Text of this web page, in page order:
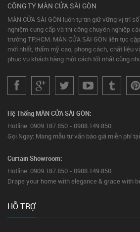
CÔNG TY MÀN CỬA SÀI GÒN
MÀN CỬA SÀI GÒN luôn tự tin giữ vững vị trí
nghiệm cung cấp và thi công chuyên nghiệp
trường TP.HCM. MÀN CỬA SÀI GÒN liên tục
mới nhất, thẩm mỹ cao, phong cách, chất liệu
phục vụ khách hàng một cách tốt nhất cũng
Hệ Thống MÀN CỬA SÀI GÒN:
Hotline: 0909.187.850 - 0988.149.850
Gọi Ngay: Mang mẫu tư vấn báo giá miễn phí
Curtain Showroom:
Hotline: 0909.187.850 - 0988.149.850
Drape your home with elegance & grace with
HỖ TRỢ